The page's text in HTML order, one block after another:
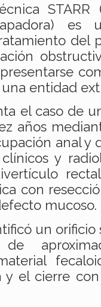
STARR
es
del
entidad
el caso de
años
anal y
y
con
mucoso.
un
de
y el cierre